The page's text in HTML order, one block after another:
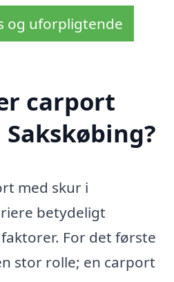
og uforpligtende
carport
med skur i
betydeligt
For det første
stor rolle; en carport